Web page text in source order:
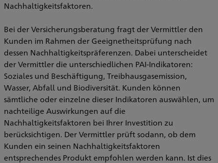
Nachhaltigkeitsfaktoren.
Bei der Versicherungsberatung fragt der Vermittler den
Kunden im Rahmen der Geeignetheitsprüfung nach
dessen Nachhaltigkeitspräferenzen. Dabei unterscheidet
der Vermittler die unterschiedlichen PAI-Indikatoren:
Soziales und Beschäftigung, Treibhausgasemission,
Wasser, Abfall und Biodiversität. Kunden können
sämtliche oder einzelne dieser Indikatoren auswählen, um
nachteilige Auswirkungen auf die
Nachhaltigkeitsfaktoren bei Ihrer Investition zu
berücksichtigen. Der Vermittler prüft sodann, ob dem
Kunden ein seinen Nachhaltigkeitsfaktoren
entsprechendes Produkt empfohlen werden kann. Ist dies